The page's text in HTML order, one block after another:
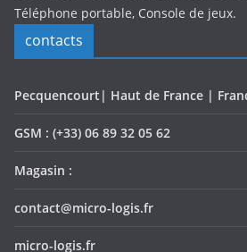
Téléphone portable, Console de jeux.
contacts
Pecquencourt| Haut de France |
GSM : (+33) 06 89 32 05 62
Magasin :
contact@micro-logis.fr
micro-logis.fr